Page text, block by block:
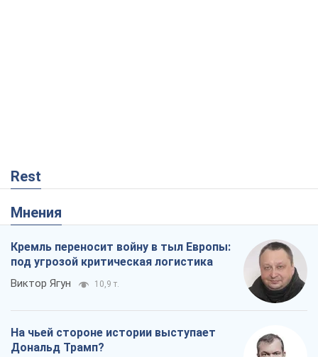
Rest
Мнения
Кремль переносит войну в тыл Европы:
под угрозой критическая логистика
Виктор Ягун 10,9 т.
На чьей стороне истории выступает
Дональд Трамп?